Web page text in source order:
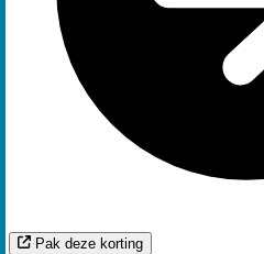
Pak deze korting